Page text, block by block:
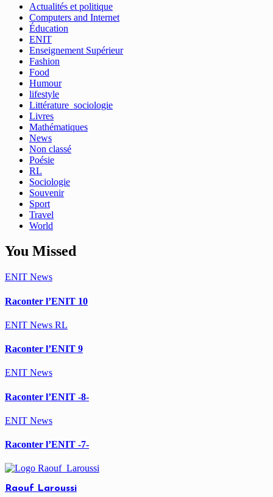
Actualités et politique
Computers and Internet
Éducation
ENIT
Enseignement Supérieur
Fashion
Food
Humour
lifestyle
Littérature_sociologie
Livres
Mathématiques
News
Non classé
Poésie
RL
Sociologie
Souvenir
Sport
Travel
World
You Missed
ENIT News
Raconter l’ENIT 10
ENIT News RL
Raconter l’ENIT 9
ENIT News
Raconter l’ENIT -8-
ENIT News
Raconter l’ENIT -7-
Raouf Laroussi